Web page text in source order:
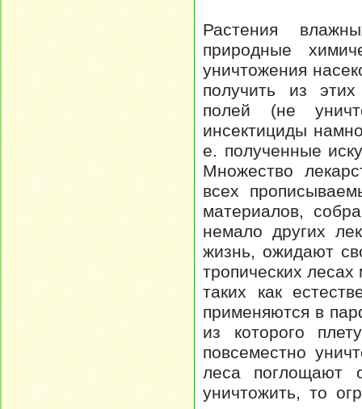
Растения
природные
уничтожения
получить из
полей (не
инсектициды
е. полученные
Множество
всех
материалов,
немало других
жизнь, ожидают
тропических
таких как
применяются в
из которого
повсеместно
леса поглощают
уничтожить, то